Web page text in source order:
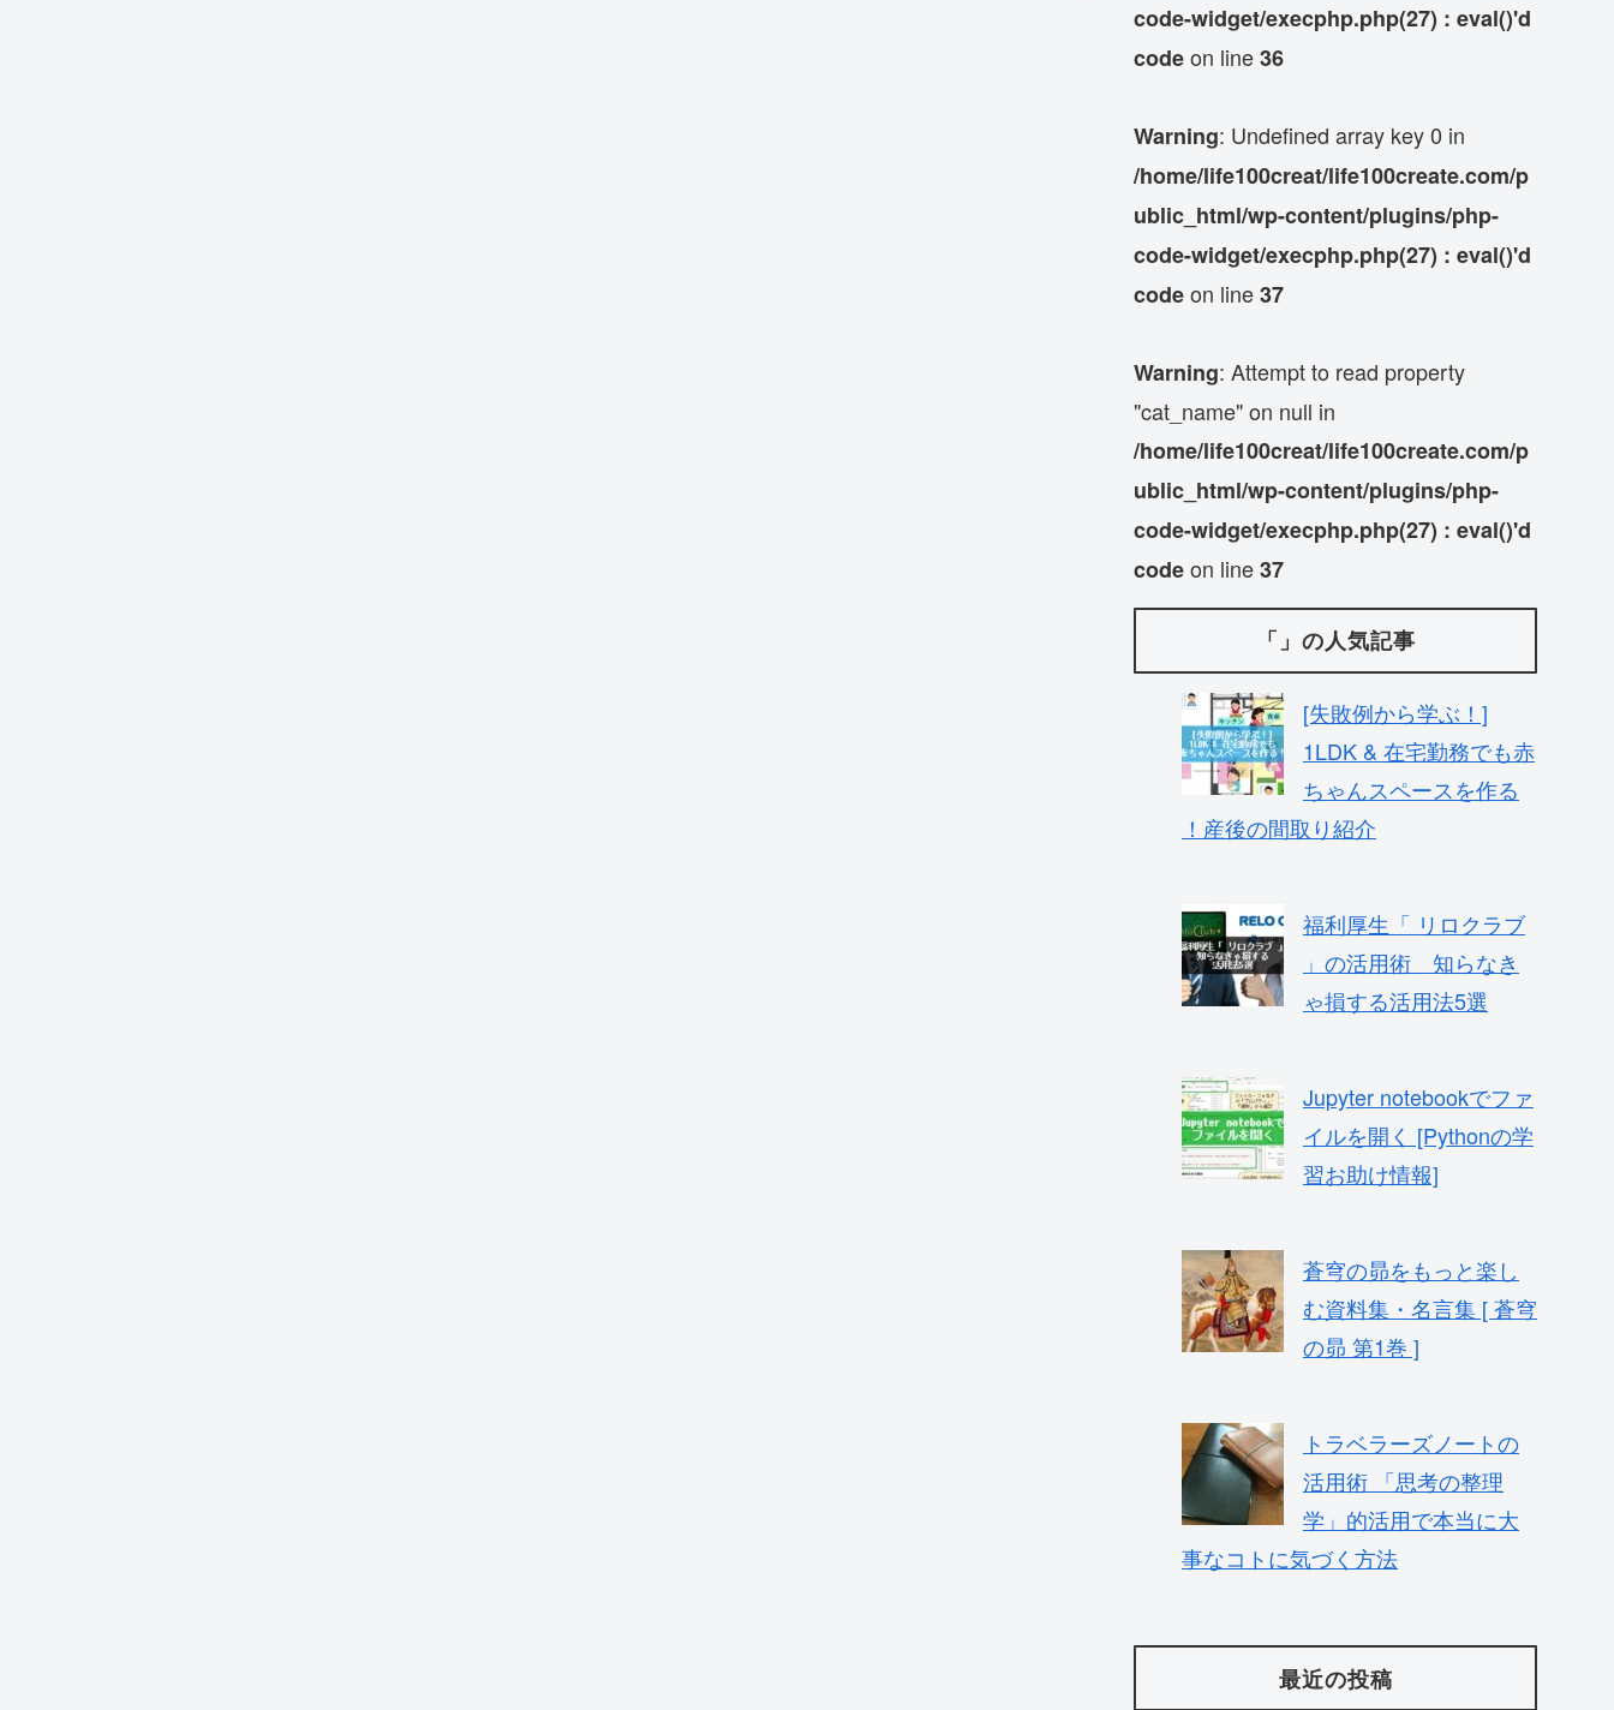
code-widget/execphp.php(27) : eval()'d
codeon line36
Warning: Undefined array key 0 in
/home/life100creat/life100create.com/p
ublic_html/wp-content/plugins/php-
code-widget/execphp.php(27) : eval()'d
codeon line37
Warning: Attempt to read property
"cat_name" on null in
/home/life100creat/life100create.com/p
ublic_html/wp-content/plugins/php-
code-widget/execphp.php(27) : eval()'d
codeon line37
「」の人気記事
[失敗例から学ぶ！]
1LDK & 在宅勤務でも赤
ちゃんスペースを作る
！産後の間取り紹介
福利厚生「 リロクラブ
」の活用術 知らなき
ゃ損する活用法5選
Jupyter notebookでファ
イルを開く [Pythonの学
習お助け情報]
蒼穹の昴をもっと楽し
む資料集・名言集 [ 蒼穹
の昴 第1巻 ]
トラベラーズノートの
活用術 「思考の整理
学」的活用で本当に大
事なコトに気づく方法
最近の投稿